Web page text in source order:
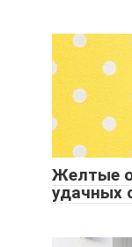
Желтые
удачных